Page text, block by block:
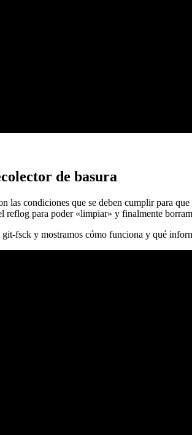
de basura
las condiciones que se deben cumplir para
reflog para poder «limpiar» y finalmente
fsck y mostramos cómo funciona y qué